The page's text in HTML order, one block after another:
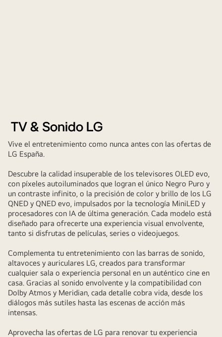
TV & Sonido LG
Vive el entretenimiento como nunca antes con las ofertas de
LG España.
Descubre la calidad insuperable de los televisores OLED evo,
con píxeles autoiluminados que logran el único Negro Puro y
un contraste infinito, o la precisión de color y brillo de los LG
QNED y QNED evo, impulsados por la tecnología MiniLED y
procesadores con IA de última generación. Cada modelo está
diseñado para ofrecerte una experiencia visual envolvente,
tanto si disfrutas de películas, series o videojuegos.
Complementa tu entretenimiento con las barras de sonido,
altavoces y auriculares LG, creados para transformar
cualquier sala o experiencia personal en un auténtico cine en
casa. Gracias al sonido envolvente y la compatibilidad con
Dolby Atmos y Meridian, cada detalle cobra vida, desde los
diálogos más sutiles hasta las escenas de acción más
intensas.
Aprovecha las ofertas de LG para renovar tu experiencia